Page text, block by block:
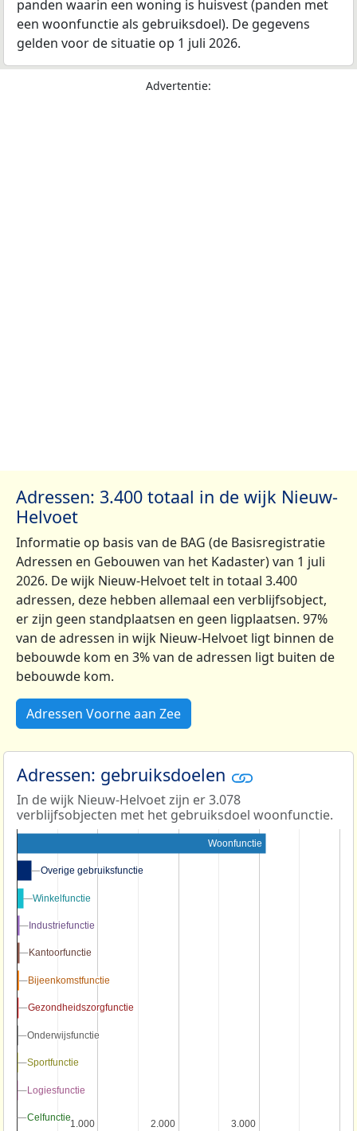
panden waarin een woning is huisvest (panden met
een woonfunctie als gebruiksdoel). De gegevens
gelden voor de situatie op 1 juli 2026.
Advertentie:
Adressen: 3.400 totaal in de wijk Nieuw-
Helvoet
Informatie op basis van de BAG (de Basisregistratie
Adressen en Gebouwen van het Kadaster) van 1 juli
2026. De wijk Nieuw-Helvoet telt in totaal 3.400
adressen, deze hebben allemaal een verblijfsobject,
er zijn geen standplaatsen en geen ligplaatsen. 97%
van de adressen in wijk Nieuw-Helvoet ligt binnen de
bebouwde kom en 3% van de adressen ligt buiten de
bebouwde kom.
Adressen Voorne aan Zee
Adressen: gebruiksdoelen
In de wijk Nieuw-Helvoet zijn er 3.078
verblijfsobjecten met het gebruiksdoel woonfunctie.
1.000
1.000 2.000
2.000 3.000
3.000
Woonfunctie
Overige gebruiksfunctie
Overige gebruiksfunctie
Winkelfunctie
Winkelfunctie
Industriefunctie
Industriefunctie
Kantoorfunctie
Kantoorfunctie
Bijeenkomstfunctie
Bijeenkomstfunctie
Gezondheidszorgfunctie
Gezondheidszorgfunctie
Onderwijsfunctie
Onderwijsfunctie
Sportfunctie
Sportfunctie
Logiesfunctie
Logiesfunctie
Celfunctie
Celfunctie